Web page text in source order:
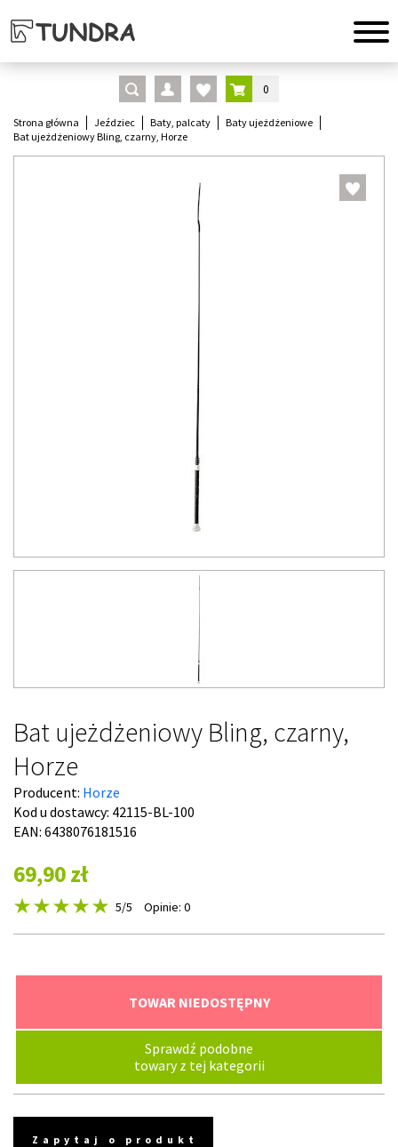
0
Strona główna Jeździec Baty, palcaty
Baty ujeżdżeniowe
Bat ujeżdżeniowy Bling, czarny, Horze
Bat ujeżdżeniowy Bling, czarny,
Horze
Producent: Horze
Kod u dostawcy: 42115-BL-100
EAN: 6438076181516
69,90 zł
5/5 Opinie: 0
TOWAR NIEDOSTĘPNY
Sprawdź podobne
towary z tej kategorii
Zapytaj o produkt